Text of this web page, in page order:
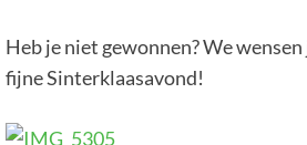
Heb je niet gewonnen? We
fijne Sinterklaasavond!